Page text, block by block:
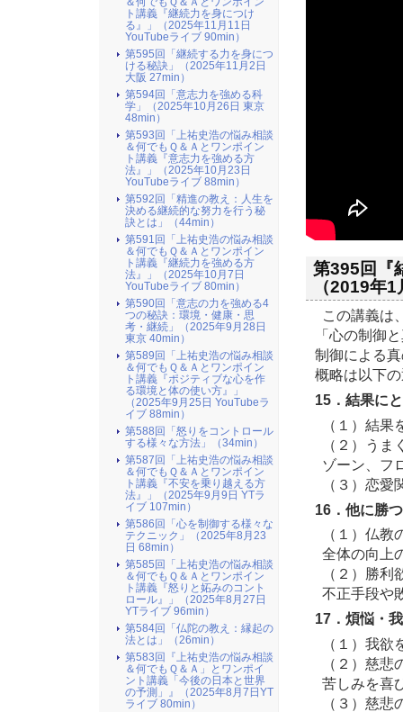
第395回『
（2019年
この講義は
「心の制御
制御による
概略は以下
15．結果に
（１）結果
（２）うま
ゾーン、フ
（３）恋愛
16．他に勝
（１）仏教
全体の向上
（２）勝利
不正手段や
17．煩悩・
（１）我欲
（２）慈悲
苦しみを喜
（３）慈悲
ト講義『継続力を身につけ
る』​」（2025年11月11日
YouTubeライブ 90min）
第595回「継続する力を身につ
ける秘訣」（2025年11月2日
大阪 27min）
第594回「意志力を強める科
学」（2025年10月26日 東京
48min）
第593回「上祐史浩の悩み相談
＆何でもＱ＆Ａとワンポイン
ト講義『意志力を強める方
法』​」（2025年10月23日
YouTubeライブ 88min）
第592回「精進の教え：人生を
決める継続的な努力を行う秘
訣とは」（44min）
第591回「上祐史浩の悩み相談
＆何でもＱ＆Ａとワンポイン
ト講義『継続力を強める方
法』​」（2025年10月7日
YouTubeライブ 80min）
第590回「意志の力を強める4
つの秘訣：環境・健康・思
考・継続」（2025年9月28日
東京 40min）
第589回「上祐史浩の悩み相談
＆何でもＱ＆Ａとワンポイン
ト講義『ポジティブな心を作
る環境と体の使い方』​」
（2025年9月25日 YouTubeラ
イブ 88min）
第588回「怒りをコントロール
する様々な方法」（34min）
第587回「上祐史浩の悩み相談
＆何でもＱ＆Ａとワンポイン
ト講義『不安を乗り越える方
法』​」（2025年9月9日 YTラ
イブ 107min）
第586回「心を制御する様々な
テクニック」（2025年8月23
日 68min）
第585回「上祐史浩の悩み相談
＆何でもＱ＆Ａとワンポイン
ト講義『怒りと妬みのコント
ロール』​」（2025年8月27日
YTライブ 96min）
第584回「仏陀の教え：縁起の
法とは」（26min）
第583回『上祐史浩の悩み相談
＆何でもＱ＆Ａ」とワンポイ
ント講義「今後の日本と世界
の予測」』（2025年8月7日YT
ライブ 80min）